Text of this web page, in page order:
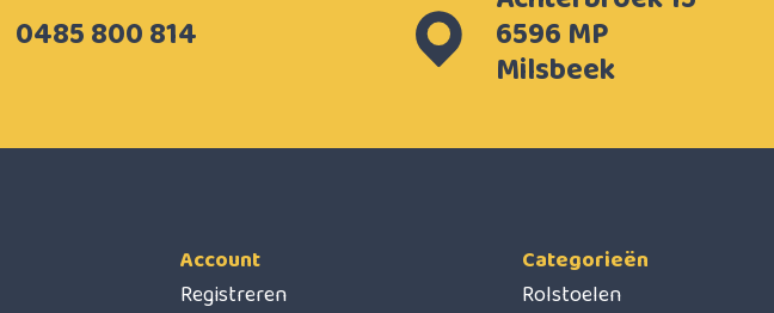
0485 800 814 6596 MP
Milsbeek
Account
Registreren
Categorieën
Rolstoelen